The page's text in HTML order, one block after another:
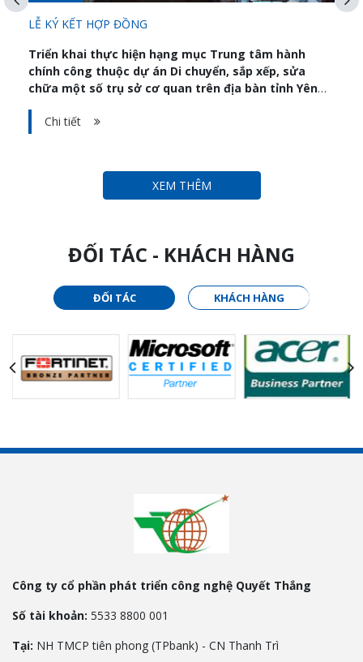
LỄ KÝ KẾT HỢP ĐỒNG
Triển khai thực hiện hạng mục Trung tâm hành
chính công thuộc dự án Di chuyển, sắp xếp, sửa
chữa một số trụ sở cơ quan trên địa bàn tỉnh Yên
Chi tiết
XEM THÊM
ĐỐI TÁC - KHÁCH HÀNG
ĐỐI TÁC KHÁCH HÀNG
Công ty cổ phần phát triển công nghệ Quyết Thắng
Số tài khoản: 5533 8800 001
Tại: NH TMCP tiên phong (TPbank) - CN Thanh Trì